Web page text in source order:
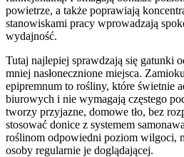
powietrze, a także poprawiają
stanowiskami pracy wprowadzają
wydajność.
Tutaj najlepiej sprawdzają się gatunki
mniej nasłonecznione miejsca.
epipremnum to rośliny, które świetnie
biurowych i nie wymagają częstego
tworzy przyjazne, domowe tło, bez
stosować donice z systemem
roślinom odpowiedni poziom wilgoci,
osoby regularnie je doglądającej.